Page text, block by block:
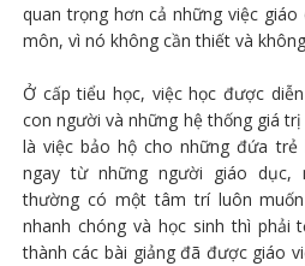
quan trọng hơn cả những việc
môn, vì nó không cần thiết và
Ở cấp tiểu học, việc học được
con người và những hệ thống giá
là việc bảo hộ cho những đứa trẻ
ngay từ những người giáo dục,
thường có một tâm trí luôn
nhanh chóng và học sinh thì phải
thành các bài giảng đã được giáo